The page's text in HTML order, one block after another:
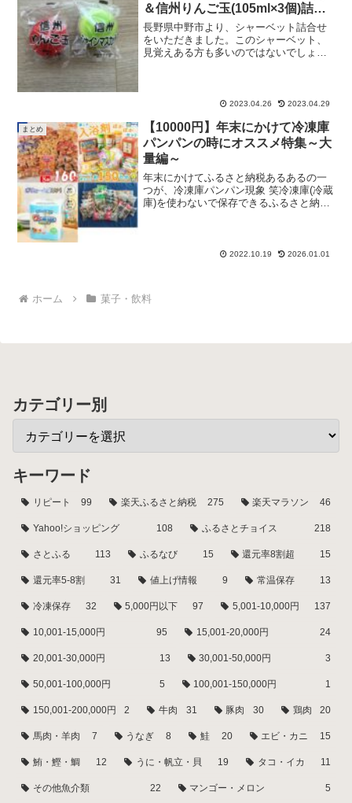
＆信州りんご玉(105ml×3個)詰合
せセット＋市販大量セット３選
長野県中野市より、シャーベット詰合せ
をいただきました。このシャーベット、
見覚えある方も多いのではないでしょう
んごとシャインマスカット味...
2023.04.26 2023.04.29
まとめ
【10000円】年末にかけて冷凍庫
パンパンの時にオススメ特集～大
量編～
年末にかけてふるさと納税あるあるの一
つが、冷凍庫パンパン現象 笑冷凍庫(冷蔵
庫)を使わないで保存できるふるさと納税
く”をテーマに、... 2022.10.19 2026.01.01
ホーム 菓子・飲料
カテゴリー別
キーワード
リピート 99 楽天ふるさと納税 275 楽天マラソン 46
Yahoo!ショッピング 108 ふるさとチョイス 218
さとふる 113 ふるなび 15 還元率8割超 15
還元率5-8割 31 値上げ情報 9 常温保存 13
冷凍保存 32 5,000円以下 97 5,001-10,000円 137
10,001-15,000円 95 15,001-20,000円 24
20,001-30,000円 13 30,001-50,000円 3
50,001-100,000円 5 100,001-150,000円 1
150,001-200,000円 2 牛肉 31 豚肉 30 鶏肉 20
馬肉・羊肉 7 うなぎ 8 鮭 20 エビ・カニ 15
鮪・鰹・鯛 12 うに・帆立・貝 19 タコ・イカ 11
その他魚介類 22 マンゴー・メロン 5